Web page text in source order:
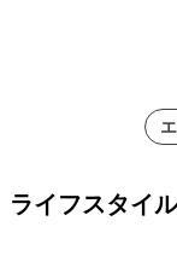
ライフスタイ